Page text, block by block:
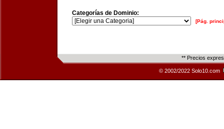
Categorías de Dominio:
[Pág.
** Precios
© 2002/2022 Solo10.com